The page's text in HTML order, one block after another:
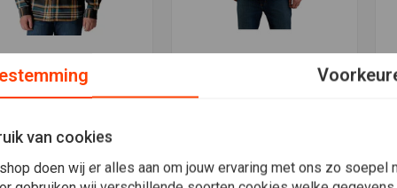
Meer informatie
Plaid Shirt Black
Toevoegen aan winkelwagen
Chambray Shirt Dark Tan
Chambray
van cookies
doen wij er alles aan om jouw ervaring met ons zo soepel